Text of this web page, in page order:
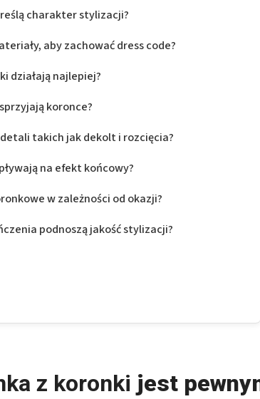
charakter stylizacji?
aby zachować dress code?
działają najlepiej?
koronce?
takich jak dekolt i rozcięcia?
na efekt końcowy?
w zależności od okazji?
podnoszą jakość stylizacji?
z koronki jest